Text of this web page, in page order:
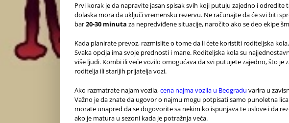
Prvi korak je da napravite jasan spisak svih koji putuju zajedno i odredite
dolaska mora da uključi vremensku rezervu. Ne računajte da će svi biti
bar20-30 minuta za nepredviđene situacije, naročito ako se deo ekipe
Kada planirate prevoz, razmislite o tome da li ćete koristiti roditeljska
Svaka opcija ima svoje prednosti i mane. Roditeljska kola su
više ljudi. Kombi ili veće vozilo omogućava da svi putujete zajedno, što je
roditelja ili starijih prijatelja vozi.
Ako razmatrate najam vozila,cena najma vozila u Beogradu varira u
Važno je da znate da ugovor o najmu mogu potpisati samo punoletna
morate unapred da se dogovorite sa nekim ko ispunjava te uslove i da
ako je matura u sezoni kada je potražnja veća.